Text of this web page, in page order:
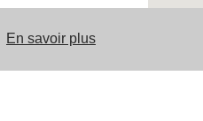
En savoir plus